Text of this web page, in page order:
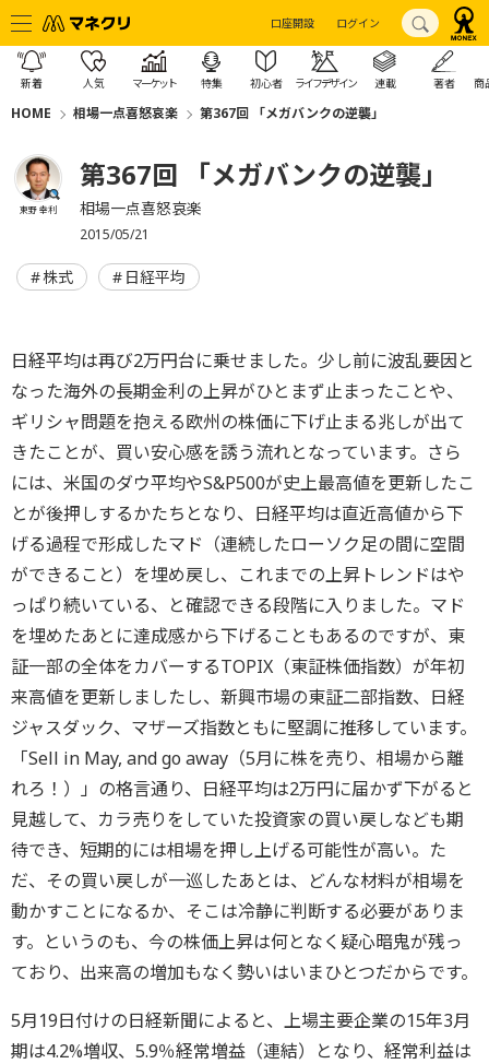
口座開設 ログイン
新着 人気 マーケット 特集 初心者 ライフデザイン 連載 著者 商
HOME 相場一点喜怒哀楽 第367回 「メガバンクの逆襲」
東野 幸利
第367回 「メガバンクの逆襲」
相場一点喜怒哀楽
2015/05/21
株式 日経平均
日経平均は再び2万円台に乗せました。少し前に波乱要因と
なった海外の長期金利の上昇がひとまず止まったことや、
ギリシャ問題を抱える欧州の株価に下げ止まる兆しが出て
きたことが、買い安心感を誘う流れとなっています。さら
には、米国のダウ平均やS&P500が史上最高値を更新したこ
とが後押しするかたちとなり、日経平均は直近高値から下
げる過程で形成したマド（連続したローソク足の間に空間
ができること）を埋め戻し、これまでの上昇トレンドはや
っぱり続いている、と確認できる段階に入りました。マド
を埋めたあとに達成感から下げることもあるのですが、東
証一部の全体をカバーするTOPIX（東証株価指数）が年初
来高値を更新しましたし、新興市場の東証二部指数、日経
ジャスダック、マザーズ指数ともに堅調に推移しています。
「Sell in May, and go away（5月に株を売り、相場から離
れろ！）」の格言通り、日経平均は2万円に届かず下がると
見越して、カラ売りをしていた投資家の買い戻しなども期
待でき、短期的には相場を押し上げる可能性が高い。た
だ、その買い戻しが一巡したあとは、どんな材料が相場を
動かすことになるか、そこは冷静に判断する必要がありま
す。というのも、今の株価上昇は何となく疑心暗鬼が残っ
ており、出来高の増加もなく勢いはいまひとつだからです。
5月19日付けの日経新聞によると、上場主要企業の15年3月
期は4.2%増収、5.9％経常増益（連結）となり、経常利益は